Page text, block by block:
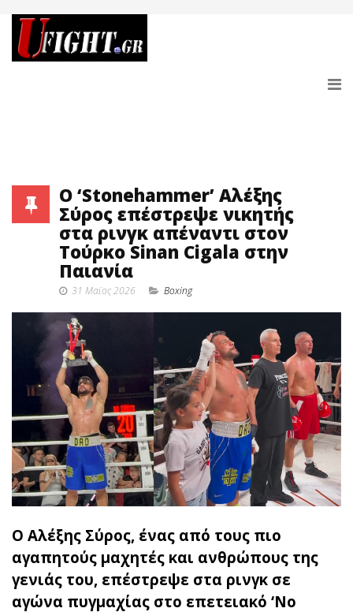
O ‘Stonehammer’ Αλέξης
Σύρος επέστρεψε νικητής
στα ρινγκ απέναντι στον
Τούρκο Sinan Cigala στην
Παιανία
31 Μαϊος 2026 Boxing
Ο Αλέξης Σύρος, ένας από τους πιο
αγαπητούς μαχητές και ανθρώπους της
γενιάς του, επέστρεψε στα ρινγκ σε
αγώνα πυγμαχίας στο επετειακό ‘No